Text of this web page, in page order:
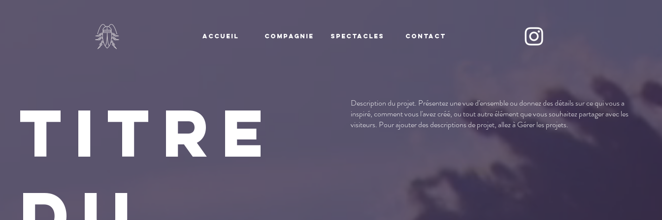
ACCUEIL COMPAGNIE SPECTACLES Contact
Titre
Description du projet. Présentez une vue d'ensemble ou donnez des détails sur ce qui vous a
inspiré, comment vous l'avez créé, ou tout autre élément que vous souhaitez partager avec les
visiteurs. Pour ajouter des descriptions de projet, allez à Gérer les projets.